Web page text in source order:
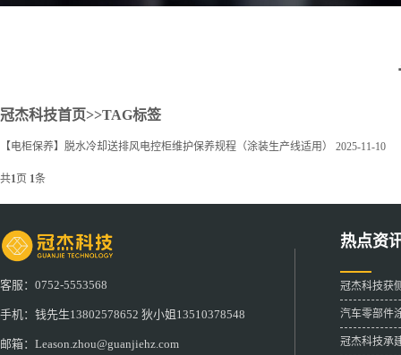
冠杰科技首页>>TAG标签
【电柜保养】脱水冷却送排风电控柜维护保养规程（涂装生产线适用） 2025-11-10
共1页 1条
客服：0752-5553568
手机：钱先生13802578652 狄小姐13510378548
邮箱：Leason.zhou@guanjiehz.com
热点资
冠杰科技获
汽车零部件
冠杰科技承